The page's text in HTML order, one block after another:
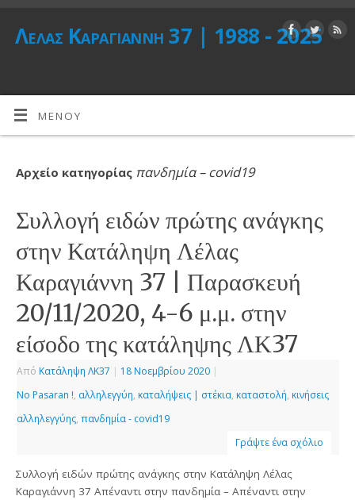
Λέλας Καραγιάννη 37 | 1988 - 2025
ΜΕΝΟΎ
Αρχείο κατηγορίας πανδημία – covid19
Συλλογή ειδών πρώτης ανάγκης
στην Κατάληψη Λέλας
Καραγιάννη 37 | Παρασκευή
20/11/2020, 4-6 μ.μ. στην
είσοδο της κατάληψης ΛΚ37
Από Κατάληψη ΛΚ37 | 18 Νοεμβρίου 2020 |
No Pasaran !, αλληλεγγύη, καταλήψεις | στέκια, καταστολή, κινήσεις
αλληλεγγύης,πανδημία - covid19
Γράψτε ένα σχόλιο
Συλλογή ειδών πρώτης ανάγκης στην Κατάληψη Λέλας
Καραγιάννη 37 Απέναντι στην πανδημία – Απέναντι στην